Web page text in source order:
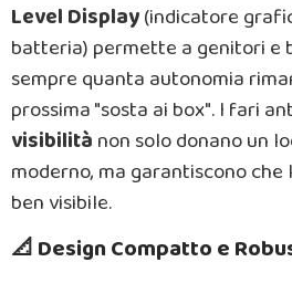
Level Display(indicatore
batteria) permette a genitori e
sempre quanta autonomia
prossima "sosta ai box". I fari
visibilità non solo donano un
moderno, ma garantiscono
ben visibile.
📐 Design Compatto e